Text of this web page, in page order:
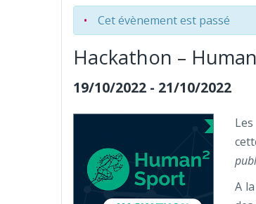
Cet évènement est passé
Hackathon –
19/10/2022 - 21/10/2022
A